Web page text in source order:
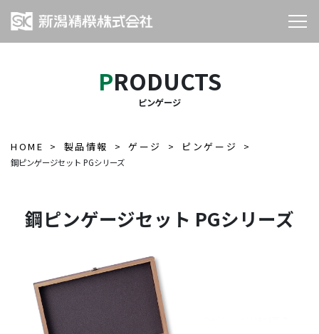
PRODUCTS
ピンゲージ
HOME 製品情報 ゲージ ピンゲージ
鋼ピンゲージセット PGシリーズ
鋼ピンゲージセット PGシリーズ